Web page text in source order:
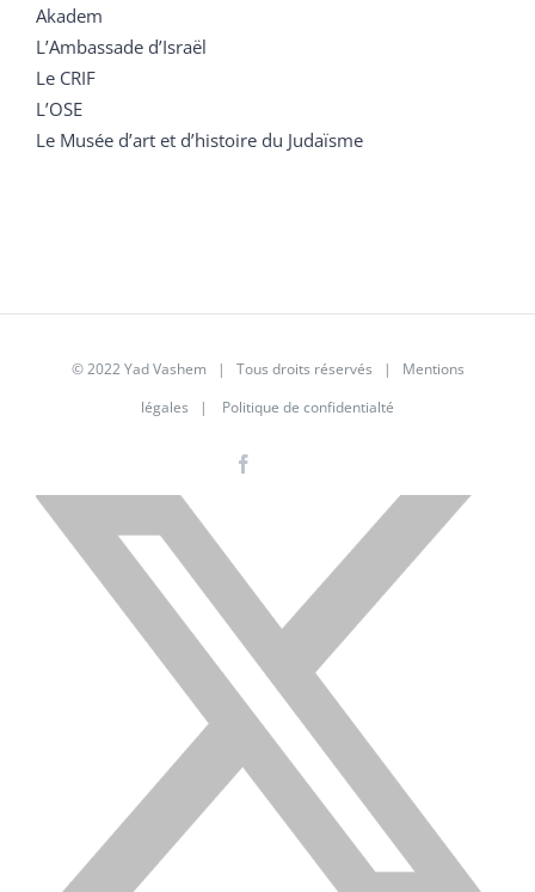
Akadem
L’Ambassade d’Israël
Le CRIF
L’OSE
Le Musée d’art et d’histoire du Judaïsme
© 2022 Yad Vashem | Tous droits réservés | Mentions
légales | Politique de confidentialté
X